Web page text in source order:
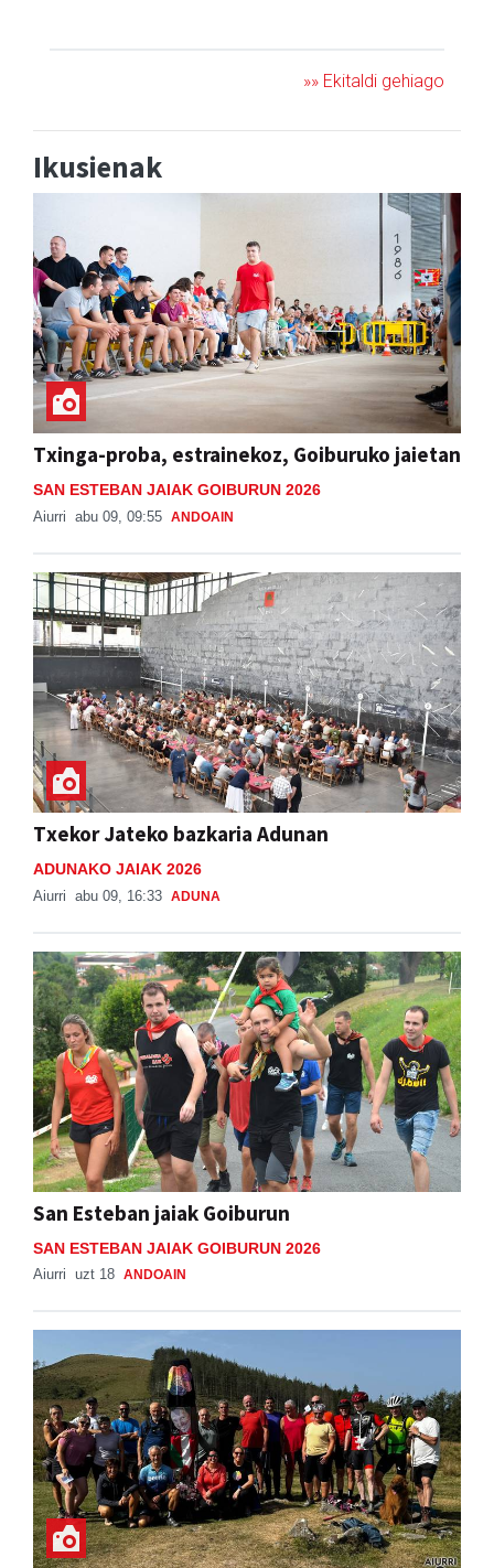
»» Ekitaldi gehiago
Ikusienak
Txinga-proba, estrainekoz, Goiburuko jaietan
SAN ESTEBAN JAIAK GOIBURUN 2026
Aiurri abu 09, 09:55 ANDOAIN
Txekor Jateko bazkaria Adunan
ADUNAKO JAIAK 2026
Aiurri abu 09, 16:33 ADUNA
San Esteban jaiak Goiburun
SAN ESTEBAN JAIAK GOIBURUN 2026
Aiurri uzt 18 ANDOAIN